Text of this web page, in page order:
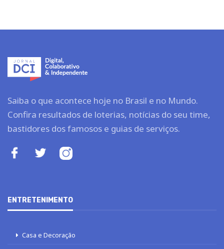
Saiba o que acontece hoje no Brasil e no Mundo.
Confira resultados de loterias, notícias do seu time,
bastidores dos famosos e guias de serviços.
ENTRETENIMENTO
Casa e Decoração